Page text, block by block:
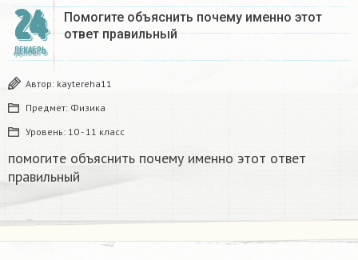
24
ДЕКАБРЬ
Помогите объяснить почему именно этот
ответ правильный
Автор: kaytereha11
Предмет: Физика
Уровень: 10 - 11 класс
помогите объяснить почему именно этот ответ
правильный